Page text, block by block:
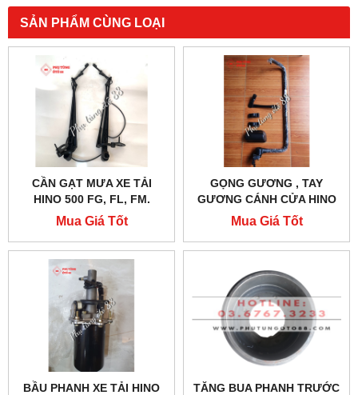
SẢN PHẨM CÙNG LOẠI
CẦN GẠT MƯA XE TẢI
HINO 500 FG, FL, FM.
CHẤT LƯỢNG CAO, GIÁ
Mua Giá Tốt
GỌNG GƯƠNG , TAY
GƯƠNG CÁNH CỬA HINO
500 FC, FG, FL, FM
Mua Giá Tốt
BẦU PHANH XE TẢI HINO
TĂNG BUA PHANH TRƯỚC